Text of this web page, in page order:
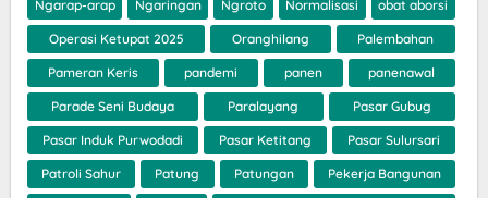
Ngarap-arap Ngaringan Ngroto Normalisasi obat aborsi
Operasi Ketupat 2025 Oranghilang Palembahan
Pameran Keris pandemi panen panenawal
Parade Seni Budaya Paralayang Pasar Gubug
Pasar Induk Purwodadi Pasar Ketitang Pasar Sulursari
Patroli Sahur Patung Patungan Pekerja Bangunan